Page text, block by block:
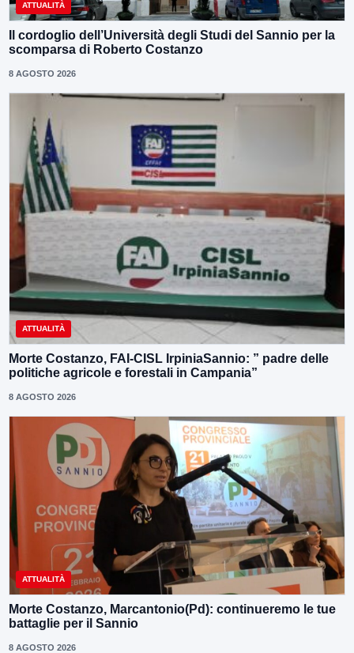
ATTUALITÀ
Il cordoglio dell’Università degli Studi del Sannio per la
scomparsa di Roberto Costanzo
8 AGOSTO 2026
ATTUALITÀ
Morte Costanzo, FAI-CISL IrpiniaSannio: ” padre delle
politiche agricole e forestali in Campania”
8 AGOSTO 2026
ATTUALITÀ
Morte Costanzo, Marcantonio(Pd): continueremo le tue
battaglie per il Sannio
8 AGOSTO 2026